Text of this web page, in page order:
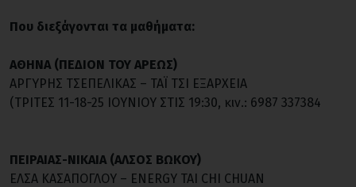
Που διεξάγονται τα μαθήματα:
ΑΘΗΝΑ (ΠΕΔΙΟΝ ΤΟΥ ΑΡΕΩΣ)
ΑΡΓΥΡΗΣ ΤΣΕΠΕΛΙΚΑΣ – ΤΑΪ ΤΣΙ ΕΞΑΡΧΕΙΑ
(TΡΙΤΕΣ 11-18-25 ΙΟΥΝΙΟΥ ΣΤΙΣ 19:30, κιν.: 6987 337384
ΠΕΙΡΑΙΑΣ-ΝΙΚΑΙΑ (ΑΛΣΟΣ ΒΩΚΟΥ)
ΕΛΣΑ ΚΑΣΑΠΟΓΛΟΥ – ENERGY TAI CHI CHUAN